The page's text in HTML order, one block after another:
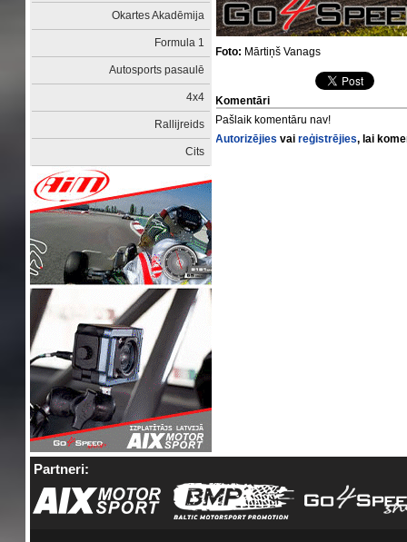
Okartes Akadēmija
Formula 1
Autosports pasaulē
4x4
Rallijreids
Cits
Foto: Mārtiņš Vanags
Komentāri
Pašlaik komentāru nav!
Autorizējies vaireģistrējies, lai
Partneri: